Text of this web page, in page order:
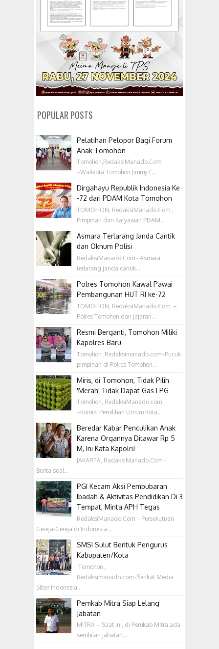
POPULAR POSTS
Pelatihan Pelopor Bagi Forum
Anak Tomohon
Tomohon,RedaksiManado.Com
~Walikota Tomohon Jimmy F...
Dirgahayu Republik Indonesia Ke
-72 dari PDAM Kota Tomohon
TOMOHON, RedaksiManado.Com ,
Pimpinan dan Karyawan PDAM...
Asmara Terlarang Janda Cantik
dan Oknum Polisi
RedaksiManado.Com - Asmara
terlarang janda cantik...
Polres Tomohon Kawal Pawai
Pembangunan HUT RI ke-72
TOMOHON, RedaksiManado.Com –
Polres Tomohon dan jajaran...
Resmi Berganti, Tomohon Miliki
Kapolres Baru
Tomohon ,Redaksimanado.com~Pucuk
pimpinan di Polres Tomohon...
Miris, di Tomohon, Tidak Pilih
'Merah' Tidak Dapat Gas LPG
Tomohon, RedaksiManado.com
~Komisi Pemilihan Umum Kota...
Beredar Kabar Penculikan Anak
Karena Organnya Ditawar Rp 5
M, Ini Kata Kapolri!
JAKARTA, RadaksiManado.Com -
Berita soal...
PGI Kecam Aksi Pembubaran
Ibadah & Aktivitas Pendidikan Di 3
Tempat, Minta APH Tegas
RedaksiManado.Com - Persekutuan
Gereja-Gereja di Indonesia...
SMSI Sulut Bentuk Pengurus
Kabupaten/Kota
‎ Tomohon ,
Redaksimanado.com~Serikat Media
Siber Indonesia...
Pemkab Mitra Siap Lelang
Jabatan
MITRA – Saat ini, di Pemkab Mitra ada
sembilan jabatan...